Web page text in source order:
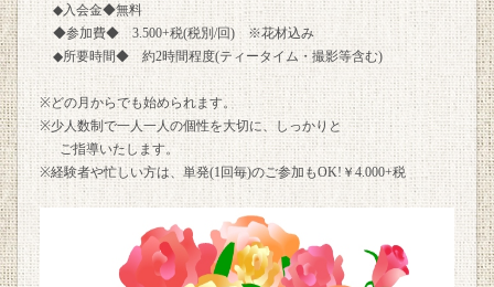
◆入会金◆無料
◆参加費◆ 3.500+税(税別/回) ※花材込み
◆所要時間◆ 約2時間程度(ティータイム・撮影等含む)
※どの月からでも始められます。
※少人数制で一人一人の個性を大切に、しっかりと
ご指導いたします。
※経験者や忙しい方は、単発(1回毎)のご参加もOK!￥4.000+税